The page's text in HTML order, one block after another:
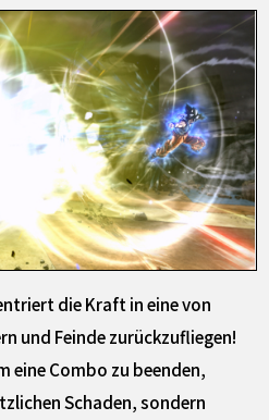
die Kraft in eine von
und Feinde zurückzufliegen!
eine Combo zu beenden,
Schaden, sondern